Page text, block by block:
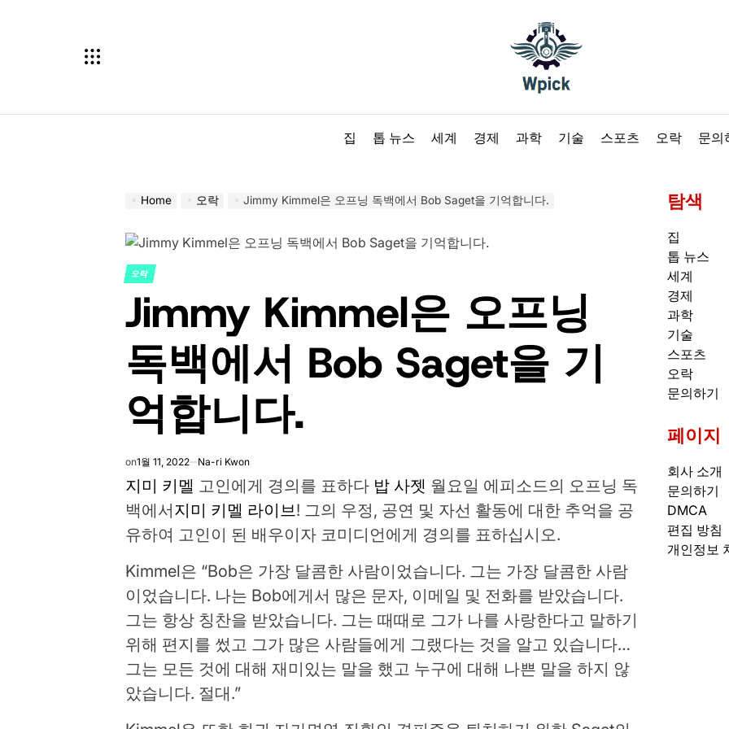
집
톱 뉴스 세계 경제 과학 기술 스포츠 오락 문의
Home 오락 Jimmy Kimmel은 오프닝 독백에서 Bob Saget을 기억합니다.
POSTED
IN
오락
Jimmy Kimmel은 오프닝
독백에서 Bob Saget을 기
억합니다.
on1월 11, 2022 Na-ri Kwon
지미 키멜 고인에게 경의를 표하다 밥 사젯 월요일 에피소드의 오프닝 독
백에서지미 키멜 라이브! 그의 우정, 공연 및 자선 활동에 대한 추억을 공
유하여 고인이 된 배우이자 코미디언에게 경의를 표하십시오.
Kimmel은 “Bob은 가장 달콤한 사람이었습니다. 그는 가장 달콤한 사람
이었습니다. 나는 Bob에게서 많은 문자, 이메일 및 전화를 받았습니다.
그는 항상 칭찬을 받았습니다. 그는 때때로 그가 나를 사랑한다고 말하기
위해 편지를 썼고 그가 많은 사람들에게 그랬다는 것을 알고 있습니다…
그는 모든 것에 대해 재미있는 말을 했고 누구에 대해 나쁜 말을 하지 않
았습니다. 절대.”
탐색
집
톱 뉴스
세계
경제
과학
기술
스포츠
오락
문의하기
페이지
회사 소개
문의하기
DMCA
편집 방침
개인정보